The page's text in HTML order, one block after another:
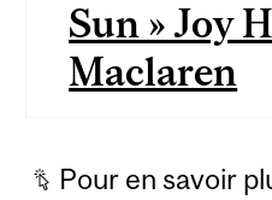
Sun » Joy
Maclaren
Pour en savoir